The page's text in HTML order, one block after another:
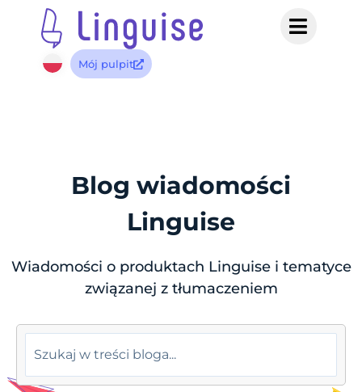
Mój pulpit
Blog wiadomości
Linguise
Wiadomości o produktach Linguise i tematyce
związanej z tłumaczeniem